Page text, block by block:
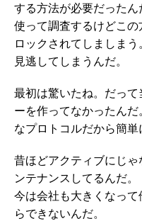
する方法が必要だった
使って調査するけどこ
ロックされてしましま
見逃してしまうんだ。
最初は驚いたね。だっ
ーを作ってなかったん
なプロトコルだから簡単
昔ほどアクティブにじ
ンテナンスしてるんだ
今は会社も大きくなっ
らできないんだ。